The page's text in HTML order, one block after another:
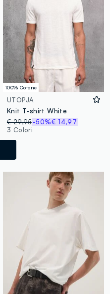
100% Cotone
UTOPJA
Knit T-shirt White
€ 29,95 -50%€ 14,97
3 Colori